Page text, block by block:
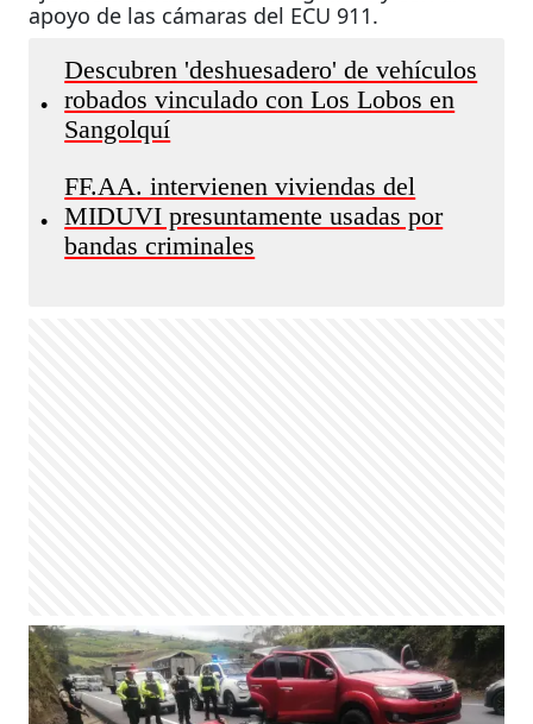
apoyo de las cámaras del ECU 911.
•
Descubren 'deshuesadero' de vehículos
robados vinculado con Los Lobos en
Sangolquí
•
FF.AA. intervienen viviendas del
MIDUVI presuntamente usadas por
bandas criminales